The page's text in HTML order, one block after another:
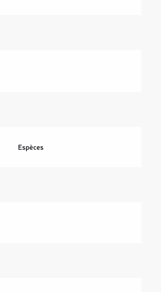
Espèces